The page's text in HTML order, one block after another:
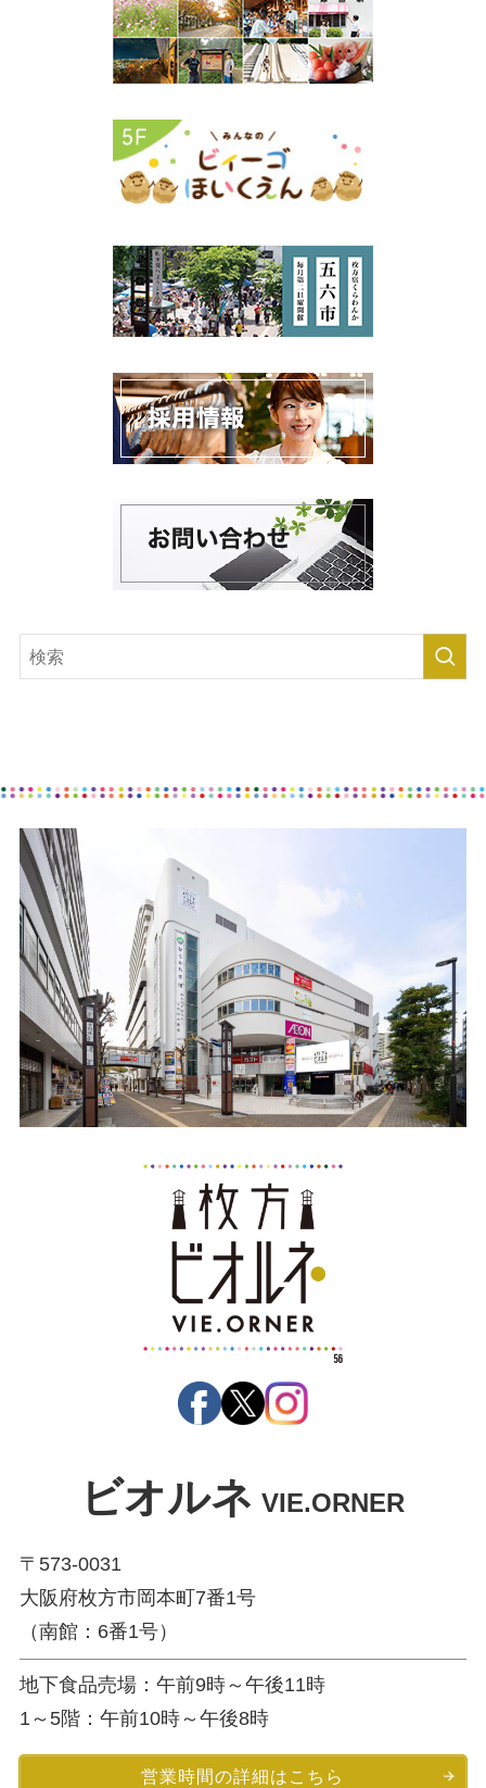
ビオルネ VIE.ORNER
〒573-0031
大阪府枚方市岡本町7番1号
（南館：6番1号）
地下食品売場：午前9時～午後11時
1～5階：午前10時～午後8時
営業時間の詳細はこちら